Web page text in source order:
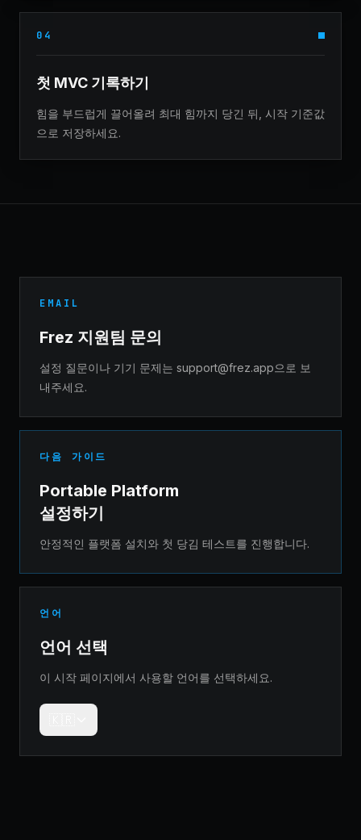
04
첫 MVC 기록하기
힘을 부드럽게 끌어올려 최대 힘까지 당긴 뒤, 시작 기준값
으로 저장하세요.
EMAIL
Frez 지원팀 문의
설정 질문이나 기기 문제는 support@frez.app으로 보
내주세요.
다음 가이드
Portable Platform
설정하기
안정적인 플랫폼 설치와 첫 당김 테스트를 진행합니다.
언어
언어 선택
이 시작 페이지에서 사용할 언어를 선택하세요.